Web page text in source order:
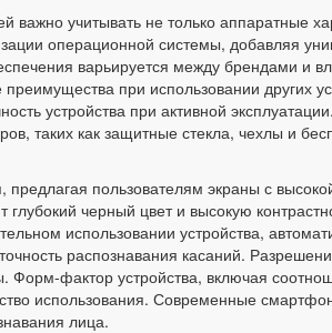
важно учитывать не только аппаратные
операционной системы, добавляя
варьируется между брендами и
при использовании других
устройства при активной
таких как защитные стекла, чехлы и
пользователям экраны с
черный цвет и высокую
использовании устройства,
распознавания касаний.
Форм-фактор устройства, включая
использования. Современные
лица.